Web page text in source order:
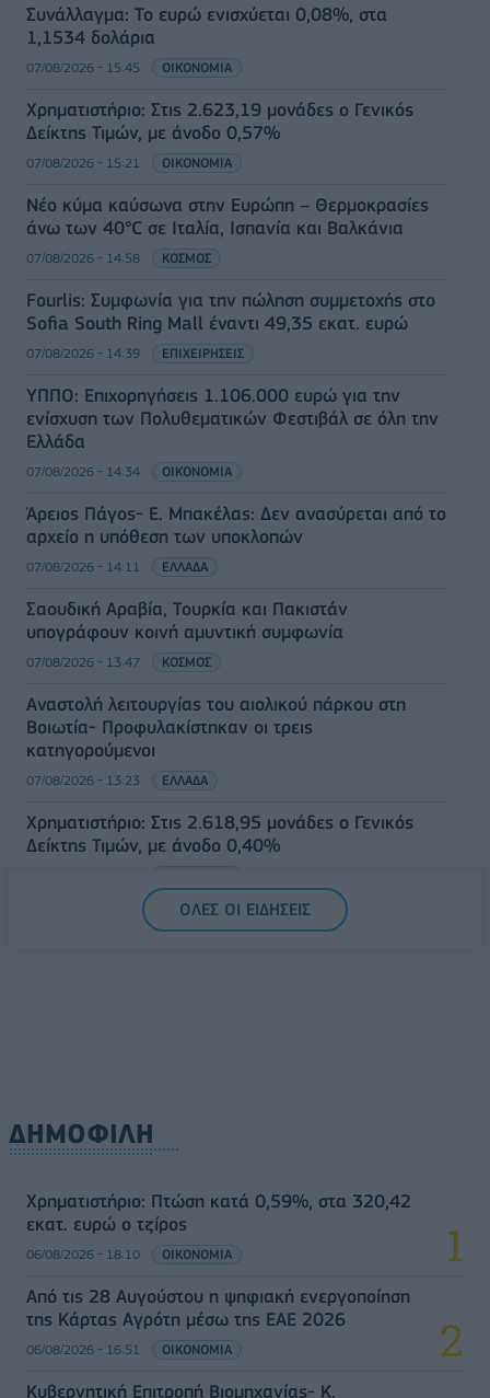
Συνάλλαγμα: Το ευρώ ενισχύεται 0,08%, στα
1,1534 δολάρια
07/08/2026 - 15:45 ΟΙΚΟΝΟΜΙΑ
Χρηματιστήριο: Στις 2.623,19 μονάδες ο Γενικός
Δείκτης Τιμών, με άνοδο 0,57%
07/08/2026 - 15:21 ΟΙΚΟΝΟΜΙΑ
Νέο κύμα καύσωνα στην Ευρώπη – Θερμοκρασίες
άνω των 40°C σε Ιταλία, Ισπανία και Βαλκάνια
07/08/2026 - 14:58 ΚΟΣΜΟΣ
Fourlis: Συμφωνία για την πώληση συμμετοχής στο
Sofia South Ring Mall έναντι 49,35 εκατ. ευρώ
07/08/2026 - 14:39 ΕΠΙΧΕΙΡΗΣΕΙΣ
ΥΠΠΟ: Επιχορηγήσεις 1.106.000 ευρώ για την
ενίσχυση των Πολυθεματικών Φεστιβάλ σε όλη την
Ελλάδα
07/08/2026 - 14:34 ΟΙΚΟΝΟΜΙΑ
Άρειος Πάγος- Ε. Μπακέλας: Δεν ανασύρεται από το
αρχείο η υπόθεση των υποκλοπών
07/08/2026 - 14:11 ΕΛΛΑΔΑ
Σαουδική Αραβία, Τουρκία και Πακιστάν
υπογράφουν κοινή αμυντική συμφωνία
07/08/2026 - 13:47 ΚΟΣΜΟΣ
Αναστολή λειτουργίας του αιολικού πάρκου στη
Βοιωτία- Προφυλακίστηκαν οι τρεις
κατηγορούμενοι
07/08/2026 - 13:23 ΕΛΛΑΔΑ
Χρηματιστήριο: Στις 2.618,95 μονάδες ο Γενικός
Δείκτης Τιμών, με άνοδο 0,40%
ΟΛΕΣ ΟΙ ΕΙΔΗΣΕΙΣ
ΔΗΜΟΦΙΛΗ
Χρηματιστήριο: Πτώση κατά 0,59%, στα 320,42
εκατ. ευρώ ο τζίρος
06/08/2026 - 18:10 ΟΙΚΟΝΟΜΙΑ
Από τις 28 Αυγούστου η ψηφιακή ενεργοποίηση
της Κάρτας Αγρότη μέσω της ΕΑΕ 2026
06/08/2026 - 16:51 ΟΙΚΟΝΟΜΙΑ
Κυβερνητική Επιτροπή Βιομηχανίας- Κ.